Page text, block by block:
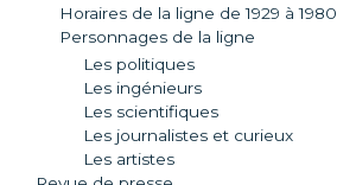
Horaires de la ligne de 1929 à 1980
Personnages de la ligne
Les politiques
Les ingénieurs
Les scientifiques
Les journalistes et curieux
Les artistes